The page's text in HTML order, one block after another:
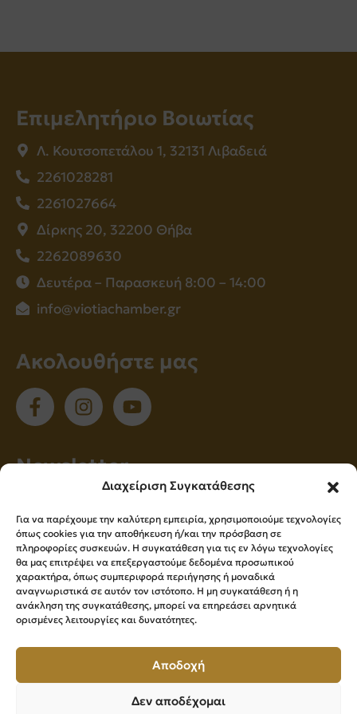
Διαχείριση Συγκατάθεσης
Για να παρέχουμε την καλύτερη εμπειρία, χρησιμοποιούμε τεχνολογίες
όπως cookies για την αποθήκευση ή/και την πρόσβαση σε
πληροφορίες συσκευών. Η συγκατάθεση για τις εν λόγω τεχνολογίες
θα μας επιτρέψει να επεξεργαστούμε δεδομένα προσωπικού
χαρακτήρα, όπως συμπεριφορά περιήγησης ή μοναδικά
αναγνωριστικά σε αυτόν τον ιστότοπο. Η μη συγκατάθεση ή η
ανάκληση της συγκατάθεσης, μπορεί να επηρεάσει αρνητικά
ορισμένες λειτουργίες και δυνατότητες.
Αποδοχή
Δεν αποδέχομαι
Επιμελητήριο Βοιωτίας
Λ. Κουτσοπετάλου 1, 32131 Λιβαδειά
2261028281
2261027664
Δίρκης 20, 32200 Θήβα
2262089630
Δευτέρα – Παρασκευή 8:00 – 14:00
info@viotiachamber.gr
Ακολουθήστε μας
Νewsletter
ενημερώνεστε πρώτοι για όλα τα νέα μας!
Εγγραφή